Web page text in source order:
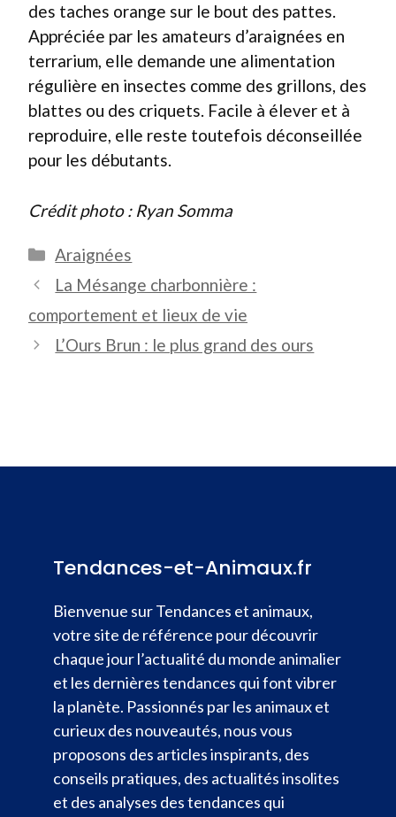
des taches orange sur le bout des pattes.
Appréciée par les amateurs d’araignées en
terrarium, elle demande une alimentation
régulière en insectes comme des grillons, des
blattes ou des criquets. Facile à élever et à
reproduire, elle reste toutefois déconseillée
pour les débutants.
Crédit photo : Ryan Somma
Catégories
Araignées
La Mésange charbonnière :
comportement et lieux de vie
L’Ours Brun : le plus grand des ours
Tendances-et-Animaux.fr
Bienvenue sur Tendances et animaux,
votre site de référence pour découvrir
chaque jour l’actualité du monde animalier
et les dernières tendances qui font vibrer
la planète. Passionnés par les animaux et
curieux des nouveautés, nous vous
proposons des articles inspirants, des
conseils pratiques, des actualités insolites
et des analyses des tendances qui